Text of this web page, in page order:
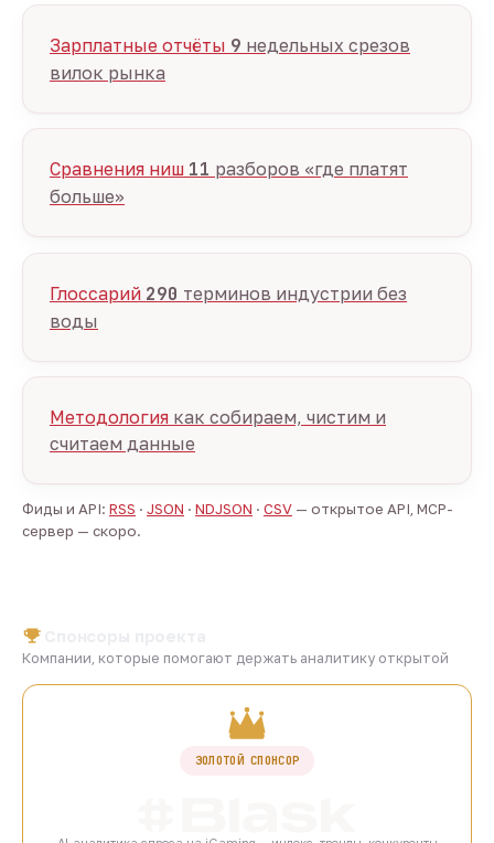
Зарплатные отчёты 9 недельных срезов
вилок рынка
Сравнения ниш 11 разборов «где платят
больше»
Глоссарий 290 терминов индустрии без
воды
Методология как собираем, чистим и
считаем данные
Фиды и API: RSS · JSON · NDJSON · CSV — открытое API, MCP-
сервер — скоро.
Компании, которые помогают держать аналитику открытой
ЗОЛОТОЙ СПОНСОР